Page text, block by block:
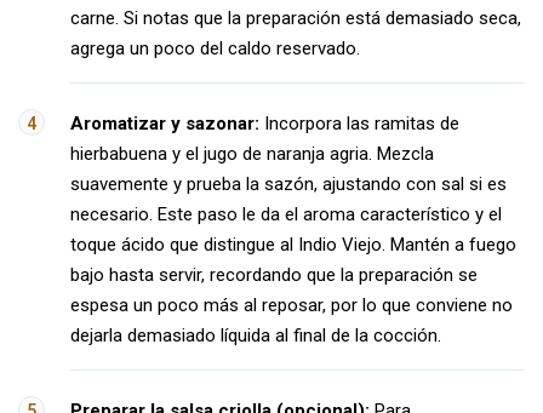
carne. Si notas que la preparación está demasiado seca,
agrega un poco del caldo reservado.
Aromatizar y sazonar: Incorpora las ramitas de
hierbabuena y el jugo de naranja agria. Mezcla
suavemente y prueba la sazón, ajustando con sal si es
necesario. Este paso le da el aroma característico y el
toque ácido que distingue al Indio Viejo. Mantén a fuego
bajo hasta servir, recordando que la preparación se
espesa un poco más al reposar, por lo que conviene no
dejarla demasiado líquida al final de la cocción.